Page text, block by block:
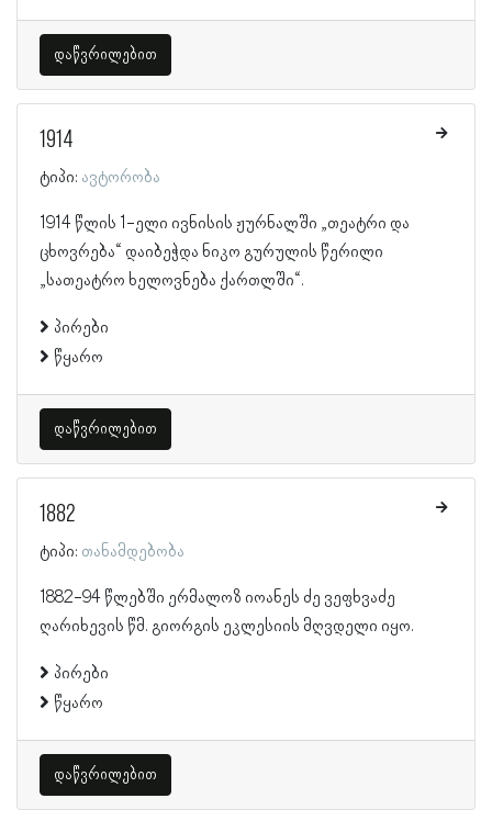
დაწვრილებით
1914
ტიპი: ავტორობა
1914 წლის 1-ელი ივნისის ჟურნალში „თეატრი და
ცხოვრება“ დაიბეჭდა ნიკო გურულის წერილი
„სათეატრო ხელოვნება ქართლში“.
პირები
წყარო
დაწვრილებით
1882
ტიპი: თანამდებობა
1882-94 წლებში ერმალოზ იოანეს ძე ვეფხვაძე
ღარიხევის წმ. გიორგის ეკლესიის მღვდელი იყო.
პირები
წყარო
დაწვრილებით